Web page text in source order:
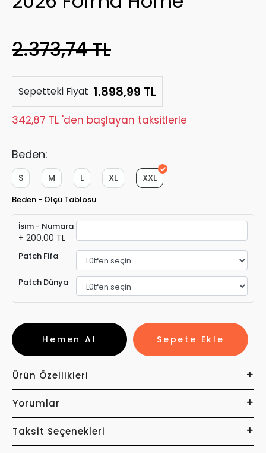
2.373,74 TL
Sepetteki Fiyat 1.898,99 TL
342,87 TL 'den başlayan taksitlerle
Beden:
XXL
XL
L
M
S
Beden - Ölçü Tablosu
İsim - Numara
+ 200,00 TL
Patch Fifa
Patch Dünya
Sepete Ekle
Hemen Al
Ürün Özellikleri
Yorumlar
Taksit Seçenekleri